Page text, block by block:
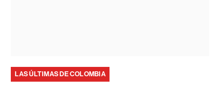
LAS ÚLTIMAS DE COLOMBIA